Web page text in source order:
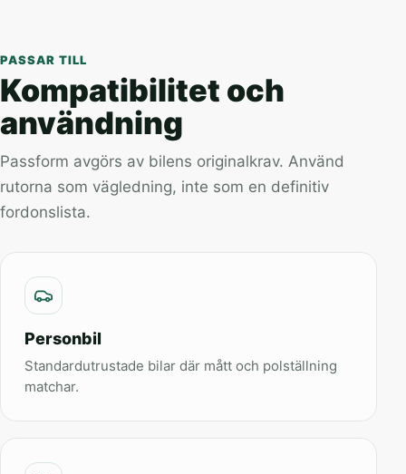
PASSAR TILL
Kompatibilitet och
användning
Passform avgörs av bilens originalkrav. Använd
rutorna som vägledning, inte som en definitiv
fordonslista.
Personbil
Standardutrustade bilar där mått och polställning
matchar.